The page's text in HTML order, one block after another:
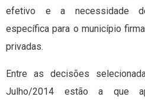
efetivo e a necessidade
específica para o município
privadas.
Entre as decisões
Julho/2014 estão a que